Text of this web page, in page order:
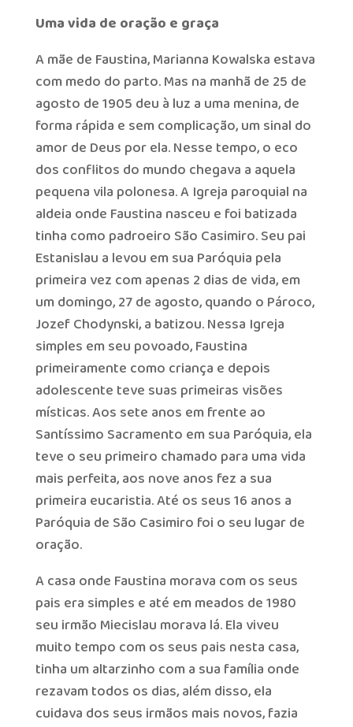
Uma vida de oração e graça
A mãe de Faustina, Marianna Kowalska estava
com medo do parto. Mas na manhã de 25 de
agosto de 1905 deu à luz a uma menina, de
forma rápida e sem complicação, um sinal do
amor de Deus por ela. Nesse tempo, o eco
dos conflitos do mundo chegava a aquela
pequena vila polonesa. A Igreja paroquial na
aldeia onde Faustina nasceu e foi batizada
tinha como padroeiro São Casimiro. Seu pai
Estanislau a levou em sua Paróquia pela
primeira vez com apenas 2 dias de vida, em
um domingo, 27 de agosto, quando o Pároco,
Jozef Chodynski, a batizou. Nessa Igreja
simples em seu povoado, Faustina
primeiramente como criança e depois
adolescente teve suas primeiras visões
místicas. Aos sete anos em frente ao
Santíssimo Sacramento em sua Paróquia, ela
teve o seu primeiro chamado para uma vida
mais perfeita, aos nove anos fez a sua
primeira eucaristia. Até os seus 16 anos a
Paróquia de São Casimiro foi o seu lugar de
oração.
A casa onde Faustina morava com os seus
pais era simples e até em meados de 1980
seu irmão Miecislau morava lá. Ela viveu
muito tempo com os seus pais nesta casa,
tinha um altarzinho com a sua família onde
rezavam todos os dias, além disso, ela
cuidava dos seus irmãos mais novos, fazia